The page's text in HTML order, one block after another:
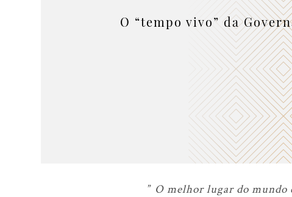
O “tempo vivo” da
” O melhor lugar do mundo